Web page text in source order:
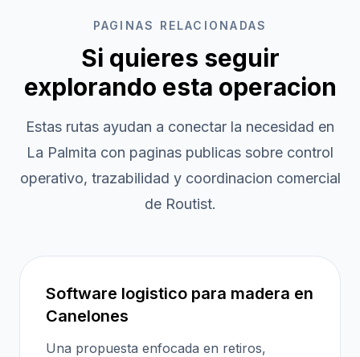
PAGINAS RELACIONADAS
Si quieres seguir
explorando esta operacion
Estas rutas ayudan a conectar la necesidad en
La Palmita con paginas publicas sobre control
operativo, trazabilidad y coordinacion comercial
de Routist.
Software logistico para madera en
Canelones
Una propuesta enfocada en retiros,